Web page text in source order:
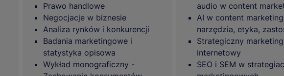
Prawo handlowe
Negocjacje w biznesie
Analiza rynków i konkurencji
Badania marketingowe i
statystyka opisowa
Wykład monograficzny -
audio w content
AI w content
narzędzia, etyka,
Strategiczny marketing
internetowy
SEO i SEM w